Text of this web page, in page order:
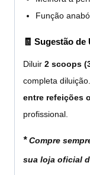
Função
🧾 Sugestão de
Diluir 2 scoops
completa
entre refeições
profissional.
*Compre
sua loja oficial